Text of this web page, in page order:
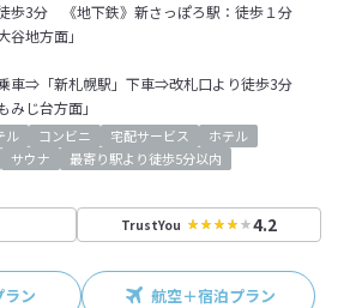
歩3分 《地下鉄》新さっぽろ駅：徒歩１分
地方面」
車⇒「新札幌駅」下車⇒改札口より徒歩3分
じ台方面」
ル コンビニ 宅配サービス
ホテル
サウナ
最寄り駅より徒歩5分以内
TrustYou 4.2
ン 航空＋宿泊プラン